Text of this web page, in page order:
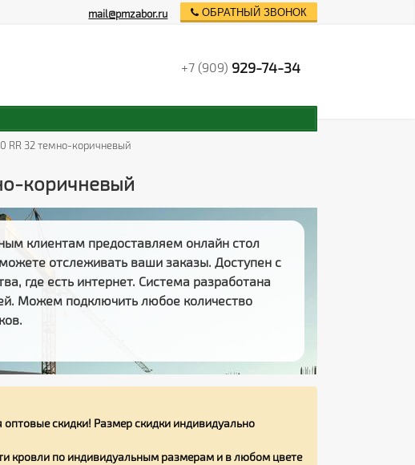
RR 32 темно-коричневый
коричневый
клиентам предоставляем онлайн стол
отслеживать ваши заказы. Доступен с
где есть интернет. Система разработана
Можем подключить любое количество
скидки! Размер скидки индивидуально
кровли по индивидуальным размерам и в любом цвете
mail@pmzabor.ru ОБРАТНЫЙ ЗВОНОК
+7 (909) 929-74-34